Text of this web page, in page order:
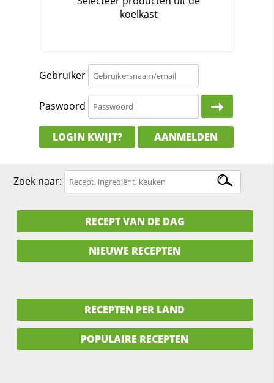
Gebruiker
Paswoord
LOGIN KWIJT? AANMELDEN
Zoek naar:
RECEPT VAN DE DAG
NIEUWE RECEPTEN
RECEPTEN PER LAND
POPULAIRE RECEPTEN